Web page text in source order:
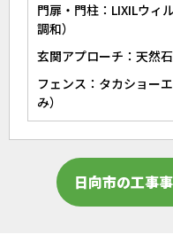
門扉・門柱：LIXILウィ
調和）
玄関アプローチ：天然
フェンス：タカショー
み）
日向市の工事